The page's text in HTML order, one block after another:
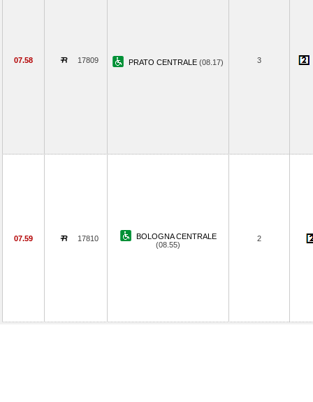
07.58 17809 PRATO CENTRALE (08.17) 3
07.59 17810
BOLOGNA CENTRALE
(08.55)
2